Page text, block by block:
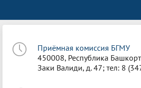
Приёмная комиссия БГМУ
450008, Республика
Заки Валиди, д. 47; тел: 8